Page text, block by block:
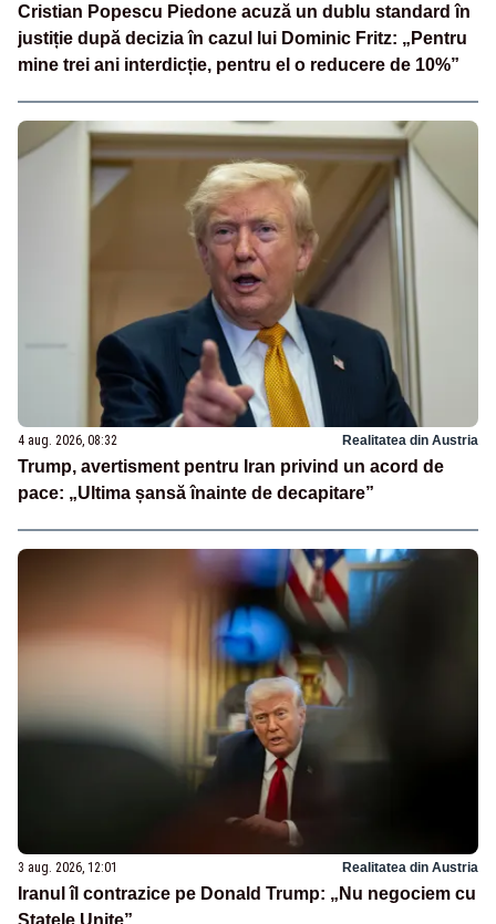
Cristian Popescu Piedone acuză un dublu standard în
justiție după decizia în cazul lui Dominic Fritz: „Pentru
mine trei ani interdicție, pentru el o reducere de 10%”
4 aug. 2026, 08:32 Realitatea din Austria
Trump, avertisment pentru Iran privind un acord de
pace: „Ultima șansă înainte de decapitare”
3 aug. 2026, 12:01 Realitatea din Austria
Iranul îl contrazice pe Donald Trump: „Nu negociem cu